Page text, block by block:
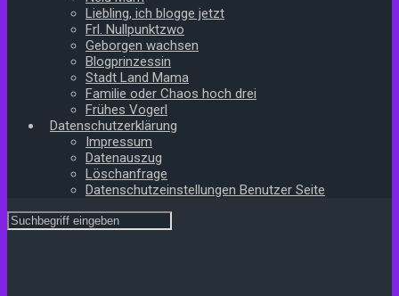
Liebling, ich blogge jetzt
Frl. Nullpunktzwo
Geborgen wachsen
Blogprinzessin
Stadt Land Mama
Familie oder Chaos hoch drei
Frühes Vogerl
Datenschutzerklärung
Impressum
Datenauszug
Löschanfrage
Datenschutzeinstellungen Benutzer Seite